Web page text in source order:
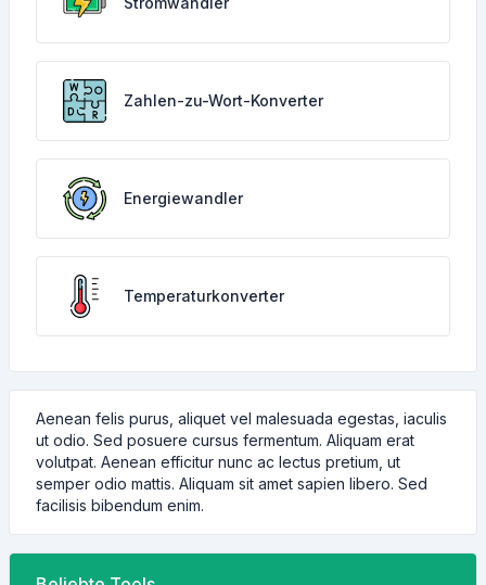
Zahlen-zu-Wort-Konverter
Energiewandler
Temperaturkonverter
Aenean felis purus, aliquet vel malesuada egestas, iaculis
ut odio. Sed posuere cursus fermentum. Aliquam erat
volutpat. Aenean efficitur nunc ac lectus pretium, ut
semper odio mattis. Aliquam sit amet sapien libero. Sed
facilisis bibendum enim.